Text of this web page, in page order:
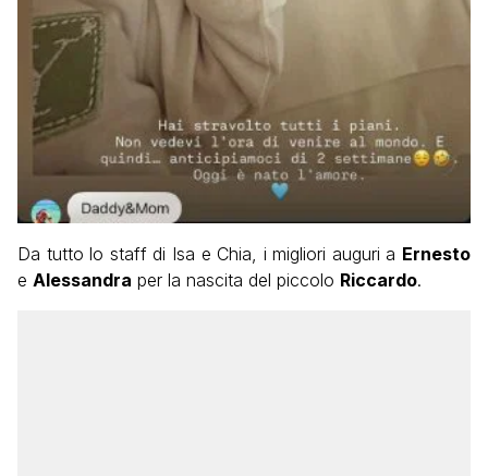
Da tutto lo staff di Isa e Chia, i migliori auguri a Ernesto
e Alessandra per la nascita del piccolo Riccardo.